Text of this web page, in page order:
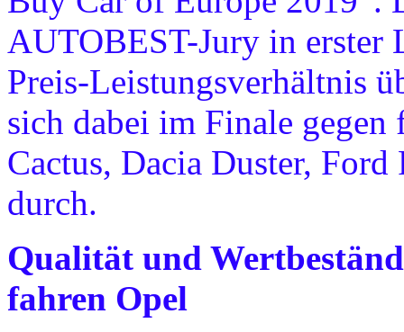
AUTOBEST-Jury in erster
Preis-Leistungsverhältnis
sich dabei im Finale
Cactus, Dacia Duster,
durch.
Qualität und
fahren Opel